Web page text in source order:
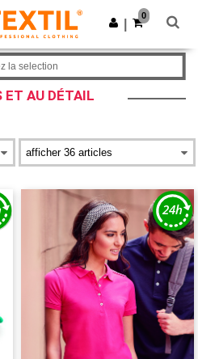
!
Obtenir l'appli
0
ET AU DÉTAIL
la selection